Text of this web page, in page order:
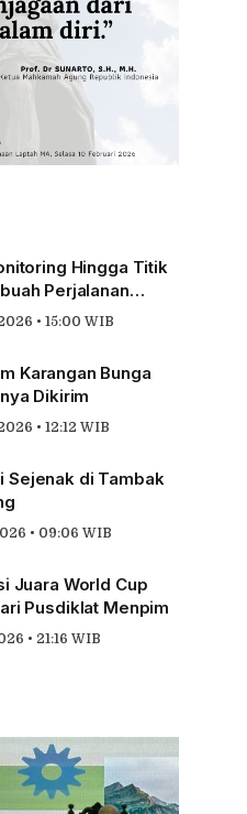
Hingga Titik
Perjalanan
Pengabdian
• 15:00 WIB
Karangan Bunga
Dikirim
• 12:12 WIB
Sejenak di Tambak
• 09:06 WIB
Juara World Cup
Pusdiklat Menpim
• 21:16 WIB